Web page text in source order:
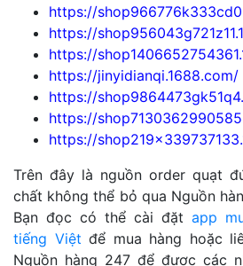
https://
https://
https://
https://jinyidianqi.1688.com/
https://
https://
https://
Trên đây là nguồn order quạt
chất không thể bỏ qua Nguồn
Bạn đọc có thể cài đặt app
tiếng Việt để mua hàng hoặc
Nguồn hàng 247 để được các